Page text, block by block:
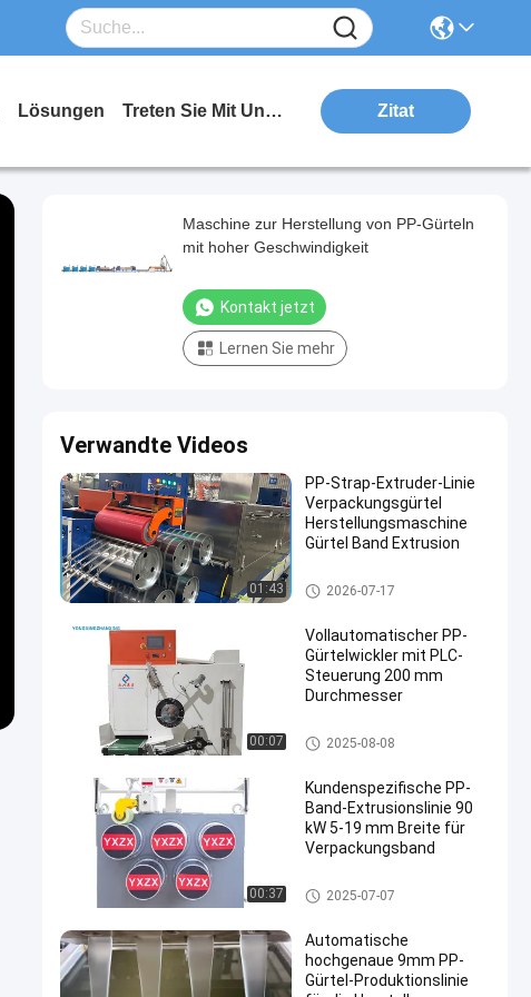
Lösungen Treten Sie Mit Uns In Verbindung Zitat
Maschine zur Herstellung von PP-Gürteln
mit hoher Geschwindigkeit
Kontakt jetzt
Lernen Sie mehr
Verwandte Videos
01:43
PP-Strap-Extruder-Linie
Verpackungsgürtel
Herstellungsmaschine
Gürtel Band Extrusion
PP-Gürtelherstellung
2026-07-17
00:07
Vollautomatischer PP-
Gürtelwickler mit PLC-
Steuerung 200 mm
Durchmesser
PP-Streifenwindler
2025-08-08
00:37
Kundenspezifische PP-
Band-Extrusionslinie 90
kW 5-19 mm Breite für
Verpackungsband
PP-Strapband-Extrusionsleitun
g
2025-07-07
Automatische
hochgenaue 9mm PP-
Gürtel-Produktionslinie